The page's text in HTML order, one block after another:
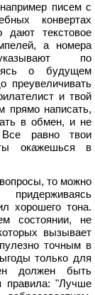
писем с
конвертах
дают текстовое
а номера
по
о будущем
преувеличивать
и твой
прямо написать,
в обмен, и не
Все равно твои
окажешься в
то можно
хорошего тона.
состоянии, не
вызывает
точным в
только для
должен быть
правила: "Лучше